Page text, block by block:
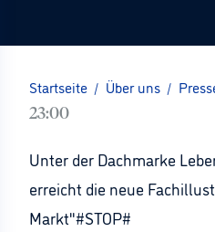
Startseite / Über uns /
23:00
Unter der Dachmarke
erreicht die neue
Markt"#STOP#